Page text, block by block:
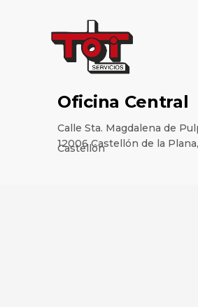
Oficina Central
Calle Sta. Magdalena de
12006 Castellón de la Plana,
Castellón